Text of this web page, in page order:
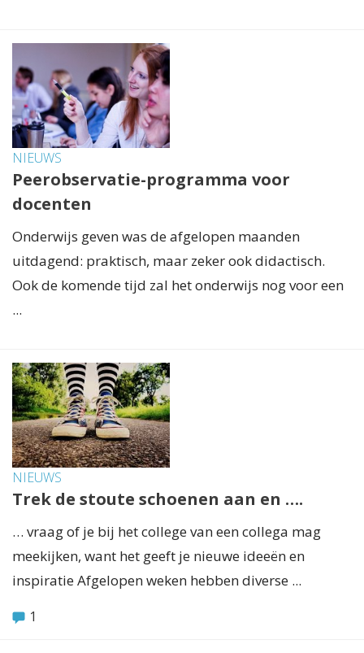
NIEUWS
Peerobservatie-programma voor
docenten
Onderwijs geven was de afgelopen maanden
uitdagend: praktisch, maar zeker ook didactisch.
Ook de komende tijd zal het onderwijs nog voor een
...
NIEUWS
Trek de stoute schoenen aan en ….
… vraag of je bij het college van een collega mag
meekijken, want het geeft je nieuwe ideeën en
inspiratie Afgelopen weken hebben diverse ...
1